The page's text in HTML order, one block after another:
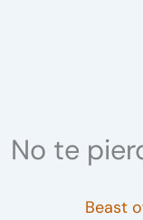
No te
Beast